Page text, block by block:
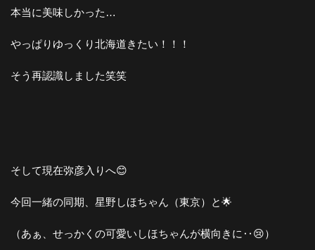
本当に美味しかった…
やっぱりゆっくり北海道きたい！！！
そう再認識しました笑笑
そして現在弥彦入りへ😊
今回一緒の同期、星野しほちゃん（東京）と🌟
（あぁ、せっかくの可愛いしほちゃんが横向きに‥😢）